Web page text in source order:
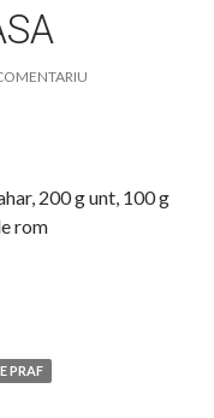
200 g unt, 100 g
rom
PRAF